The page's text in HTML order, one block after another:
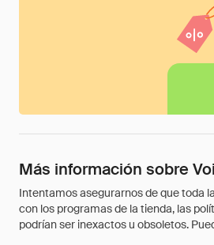
Más información sobre
Intentamos asegurarnos de que toda
con los programas de la tienda, las
podrían ser inexactos u obsoletos.